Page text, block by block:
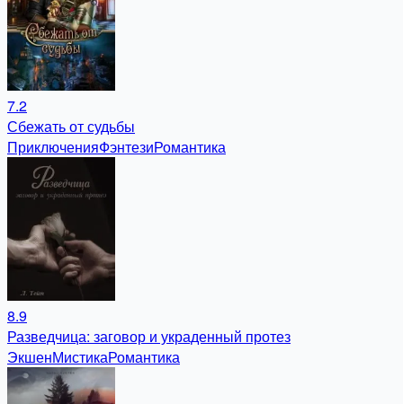
7.2
Сбежать от судьбы
ПриключенияФэнтезиРомантика
8.9
Разведчица: заговор и украденный протез
ЭкшенМистикаРомантика